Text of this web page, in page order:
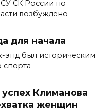
СК России по
возбуждено
для начала
был историческим
спорта
Климанова
женщин